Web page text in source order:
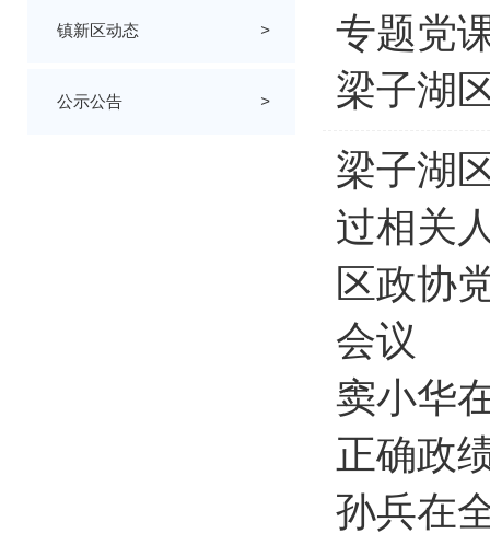
镇新区动态 >
公示公告 >
专题党
梁子湖
梁子湖
过相关
区政协
会议
窦小华
正确政
孙兵在